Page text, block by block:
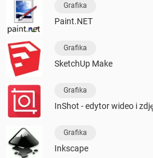
Grafika
Paint.NET
Grafika
SketchUp Make
Grafika
InShot - edytor wideo i
Grafika
Inkscape